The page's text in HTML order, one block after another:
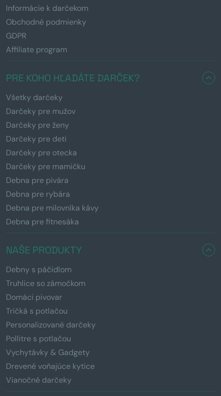
Informácie k darčekom
Obchodné podmienky
GDPR
Affiliate program
PRE KOHO HĽADÁTE DARČEK?
Všetky darčeky
Darčeky pre mužov
Darčeky pre ženy
Darčeky pre deti
Darčeky pre otecka
Darčeky pre mamičku
Debna pre pivára
Debna pre rybára
Debna pre milovníka kávy
Debna pre fitnesáka
NAŠE PRODUKTY
Debny s páčidlom
Truhlice so zámočkom
Domáci pivovar
Tričká s potlačou
Personalizované darčeky
Pollitre s potlačou
Vychytávky & Gadgety
Drevené voňajúce kytice
Vianočné darčeky